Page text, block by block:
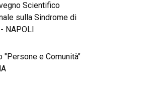
Scientifico
sulla Sindrome di
NAPOLI
"Persone e Comunità"